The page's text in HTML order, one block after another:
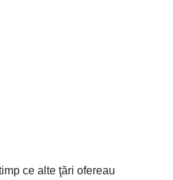
ce alte ţări ofereau